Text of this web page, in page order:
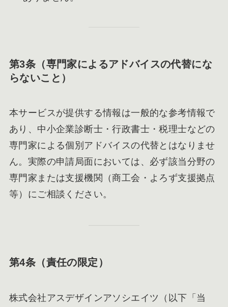
第3条（専門家によるアドバイスの代替にな
らないこと）
本サービスが提供する情報は一般的な参考情報で
あり、中小企業診断士・行政書士・税理士などの
専門家による個別アドバイスの代替とはなりませ
ん。実際の申請局面においては、必ず該当分野の
専門家または支援機関（商工会・よろず支援拠点
等）にご相談ください。
第4条（責任の限定）
株式会社アスデザインアソシエイツ（以下「当